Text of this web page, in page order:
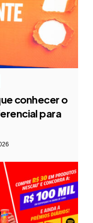
conhecer o
para